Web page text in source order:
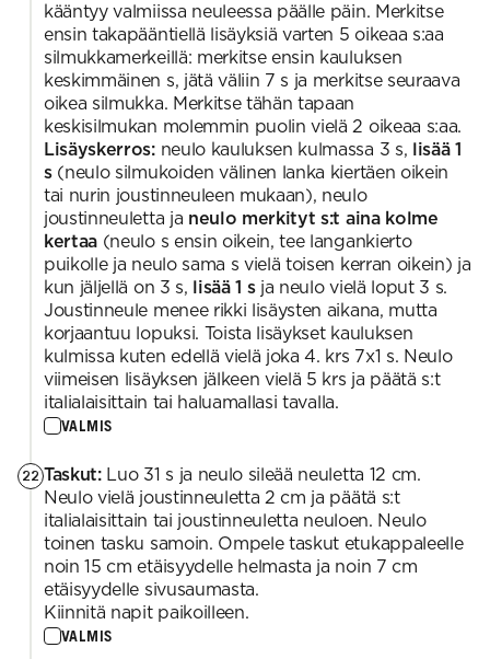
kääntyy valmiissa neuleessa päälle päin. Merkitse
ensin takapääntiellä lisäyksiä varten 5 oikeaa s:aa
silmukkamerkeillä: merkitse ensin kauluksen
keskimmäinen s, jätä väliin 7 s ja merkitse seuraava
oikea silmukka. Merkitse tähän tapaan
keskisilmukan molemmin puolin vielä 2 oikeaa s:aa.
Lisäyskerros:neulo kauluksen kulmassa 3 s, lisää 1
s(neulo silmukoiden välinen lanka kiertäen oikein
tai nurin joustinneuleen mukaan), neulo
joustinneuletta ja neulo merkityt s:t aina kolme
kertaa (neulo s ensin oikein, tee langankierto
puikolle ja neulo sama s vielä toisen kerran oikein) ja
kun jäljellä on 3 s, lisää 1 sja neulo vielä loput 3 s.
Joustinneule menee rikki lisäysten aikana, mutta
korjaantuu lopuksi. Toista lisäykset kauluksen
kulmissa kuten edellä vielä joka 4. krs 7x1 s. Neulo
viimeisen lisäyksen jälkeen vielä 5 krs ja päätä s:t
italialaisittain tai haluamallasi tavalla.
VALMIS
22 Taskut:Luo 31 s ja neulo sileää neuletta 12 cm.
Neulo vielä joustinneuletta 2 cm ja päätä s:t
italialaisittain tai joustinneuletta neuloen. Neulo
toinen tasku samoin. Ompele taskut etukappaleelle
noin 15 cm etäisyydelle helmasta ja noin 7 cm
etäisyydelle sivusaumasta.
Kiinnitä napit paikoilleen.
VALMIS